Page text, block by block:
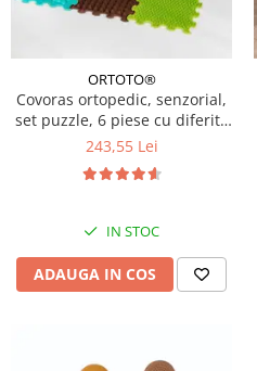
ORTOTO®
Covoras ortopedic, senzorial,
set puzzle, 6 piese cu diferite
texturi, Sunshine Garden
243,55 Lei
IN STOC
ADAUGA IN COS